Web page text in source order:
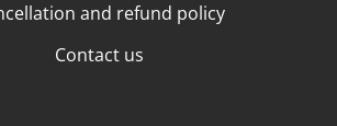
and refund policy
Contact us